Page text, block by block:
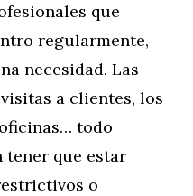
que
regularmente,
necesidad. Las
a clientes, los
todo
que estar
o